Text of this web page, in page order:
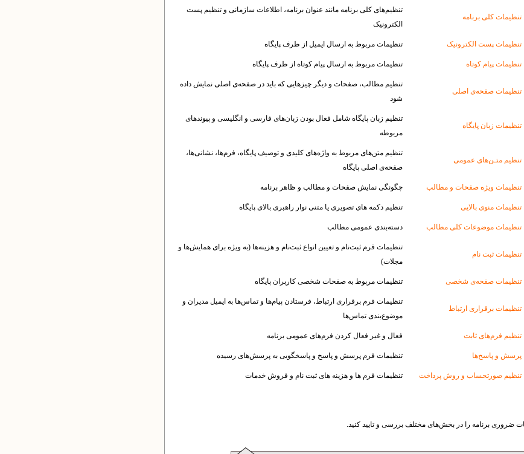
تنظیمات کلى برنامه
تنظیم‌های کلی برنامه مانند عنوان برنامه، اطلاعات سازمانی و تنظیم پست
الکترونیک
تنظیمات پست الکترونیک تنظیمات مربوط به ارسال ایمیل از طرف پایگاه
تنظیمات پیام کوتاه تنظیمات مربوط به ارسال پیام کوتاه از طرف پایگاه
تنظیمات صفحه‌ی اصلى
تنظیم مطالب، صفحات و دیگر چیزهایی که باید در صفحه‌ی اصلی نمایش داده
شود
تنظیمات زبان پایگاه
تنظیم زبان پایگاه شامل فعال بودن زبان‌های فارسی و انگلیسی و پیوندهای
مربوطه
تنظیم متـن‌ها‌ی عمومی
تنظیم متن‌های مربوط به واژه‌های کلیدی و توصیف پایگاه، فرم‌ها، نشانی‌ها،
صفحه‌ی اصلی پایگاه
تنظیمات ویژه صفحات و مطالب چگونگی نمایش صفحات و مطالب و ظاهر برنامه
تنظیمات منوی بالایی تنظیم دکمه های تصویری یا متنی نوار راهبری بالای پایگاه
تنظیمات موضوعات کلی مطالب دسته‌بندی عمومی مطالب
تنظیمات ثبت نام
تنظیمات فرم ثبت‌‌نام و تعیین انواع ثبت‌نام و هزینه‌ها (به ویژه برای همایش‌ها و
مجلات)
تنظیمات صفحه‌ی شخصى تنظیمات مربوط به صفحات شخصی کاربران پایگاه
تنظیمات برقرارى ارتباط
تنظیمات فرم برقراری ارتباط، فرستادن پیام‌ها و تماس‌ها به ایمیل مدیران و
موضوع‌بندی تماس‌ها
تنظیم فرم‌هاى ثابت فعال و غیر فعال کردن فرم‌های عمومی برنامه
پرسش و پاسخ‌ها تنظیمات فرم پرسش و پاسخ و پاسخگویی به پرسش‌های رسیده
تنظیم صورتحساب و روش پرداخت تنظیمات فرم ها و هزینه های ثبت نام و فروش خدمات
ضروری برنامه را در بخش‌های مختلف بررسی و تایید کنید.